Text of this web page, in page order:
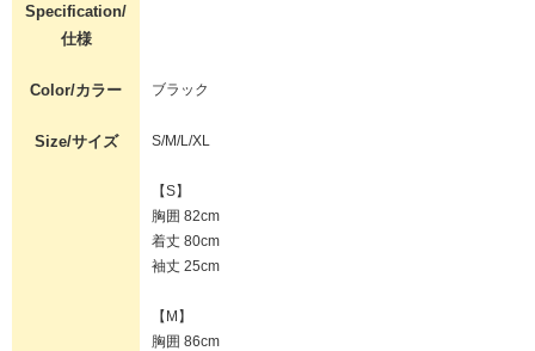
Specification/
仕様
Color/カラー ブラック
Size/サイズ S/M/L/XL
【S】
胸囲 82cm
着丈 80cm
袖丈 25cm
【M】
胸囲 86cm